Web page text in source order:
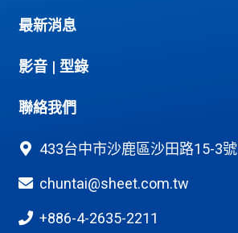
最新消息
影音 | 型錄
聯絡我們
433台中市沙鹿區沙田路15-3號
chuntai@sheet.com.tw
+886-4-2635-2211